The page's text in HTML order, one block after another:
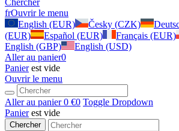
Chercher
frOuvrir le menu
English (EUR)
Česky (CZK)
(EUR)
Español (EUR) Français (EUR)
English (GBP)
English (USD)
Aller au panier0
Panierest vide
Ouvrir le menu
Aller au panier0 €0 Toggle Dropdown
Panierest vide
Chercher